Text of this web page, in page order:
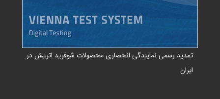
تمدید رسمی نمایندگی انحصاری محصولات شوفرید اتریش در
ایران